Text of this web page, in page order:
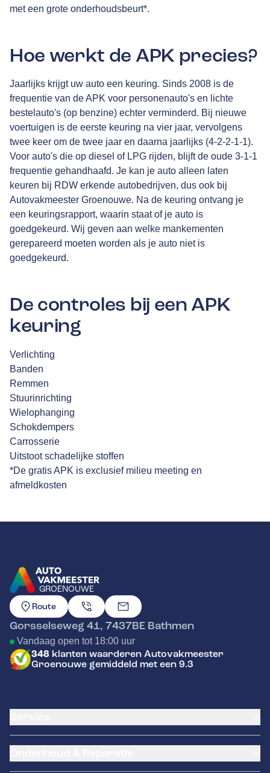
met een grote onderhoudsbeurt*.
Hoe werkt de APK precies?
Jaarlijks krijgt uw auto een keuring. Sinds 2008 is de
frequentie van de APK voor personenauto's en lichte
bestelauto's (op benzine) echter verminderd. Bij nieuwe
voertuigen is de eerste keuring na vier jaar, vervolgens
twee keer om de twee jaar en daarna jaarlijks (4-2-2-1-1).
Voor auto's die op diesel of LPG rijden, blijft de oude 3-1-1
frequentie gehandhaafd. Je kan je auto alleen laten
keuren bij RDW erkende autobedrijven, dus ook bij
Autovakmeester Groenouwe. Na de keuring ontvang je
een keuringsrapport, waarin staat of je auto is
goedgekeurd. Wij geven aan welke mankementen
gerepareerd moeten worden als je auto niet is
goedgekeurd.
De controles bij een APK
keuring
Verlichting
Banden
Remmen
Stuurinrichting
Wielophanging
Schokdempers
Carrosserie
Uitstoot schadelijke stoffen
*De gratis APK is exclusief milieu meeting en
afmeldkosten
GROENOUWE
GA NAAR DE HOMEPAGINA
Route
Gorsselseweg 41, 7437BE Bathmen
Vandaag open tot 18:00 uur
348 klanten waarderen Autovakmeester
Groenouwe gemiddeld met een 9.3
Banden service